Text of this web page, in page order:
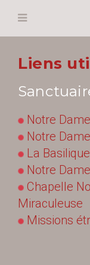
Liens
Notre
Notre
La
Notre
Chapelle
Miraculeuse
Missions